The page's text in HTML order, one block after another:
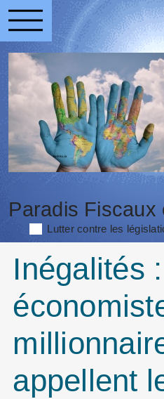
Paradis Fiscaux
Lutter contre les
Inégalités
appellent